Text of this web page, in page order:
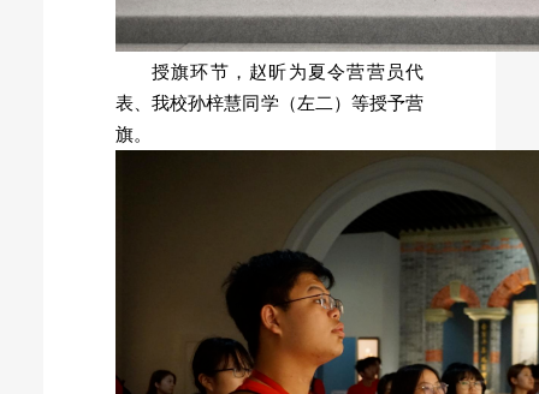
授旗环节，赵昕为夏令营营员代
表、我校孙梓慧同学（左二）等授予营
旗。